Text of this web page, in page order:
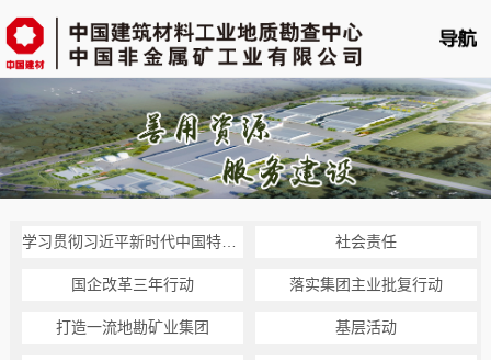
首页
单位概况
新闻中心
业务平台
学习贯彻习近平新时代中国特色社会主义思想主题教育 社会责任
国企改革三年行动 落实集团主业批复行动
打造一流地勘矿业集团 基层活动